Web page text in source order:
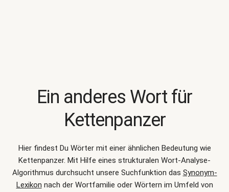
Ein anderes Wort für
Kettenpanzer
Hier findest Du Wörter mit einer ähnlichen Bedeutung wie
Kettenpanzer. Mit Hilfe eines strukturalen Wort-Analyse-
Algorithmus durchsucht unsere Suchfunktion das Synonym-
Lexikon nach der Wortfamilie oder Wörtern im Umfeld von